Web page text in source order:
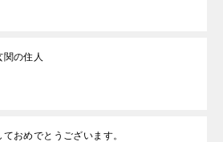
関の住人
おめでとうございます。